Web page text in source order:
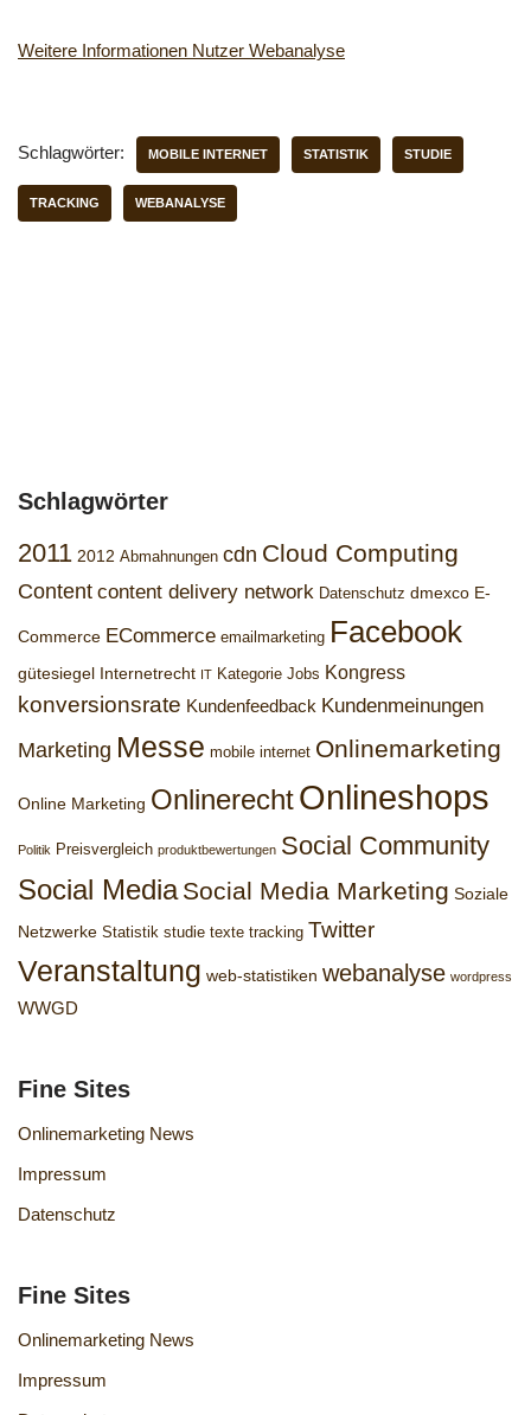
Weitere Informationen Nutzer Webanalyse
Schlagwörter: MOBILE INTERNET STATISTIK STUDIE
TRACKING WEBANALYSE
Schlagwörter
2011 2012 Abmahnungen cdn Cloud Computing
Content content delivery network Datenschutz dmexco E-
Commerce ECommerce emailmarketing Facebook
gütesiegel Internetrecht IT Kategorie Jobs Kongress
konversionsrate Kundenfeedback Kundenmeinungen
Marketing Messe mobile internet Onlinemarketing
Online Marketing OnlinerechtOnlineshops
Politik Preisvergleich produktbewertungen Social Community
Social Media Social Media Marketing Soziale
Netzwerke Statistik studie texte tracking Twitter
Veranstaltung web-statistiken webanalyse wordpress
WWGD
Fine Sites
Onlinemarketing News
Impressum
Datenschutz
Fine Sites
Onlinemarketing News
Impressum